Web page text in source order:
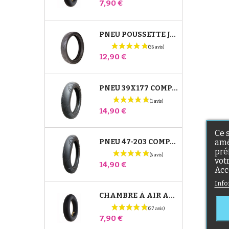
Prix
7,90 €
PNEU POUSSETTE JANÉ SLALOM PRO ET POWERTWIN
Prix
12,90 €
PNEU 39X177 COMPATIBLE POUSSETTE BUGABOO DONKEY - POUR ROUE AVANT
Prix
14,90 €
PNEU 47-203 COMPATIBLE POUSSETTE BUGABOO DONKEY - POUR ROUE ARRIÈRE
Prix
14,90 €
CHAMBRE À AIR ARRIÈRE POUSSETTE WHIZZ RED CASTLE
Prix
7,90 €
Ce